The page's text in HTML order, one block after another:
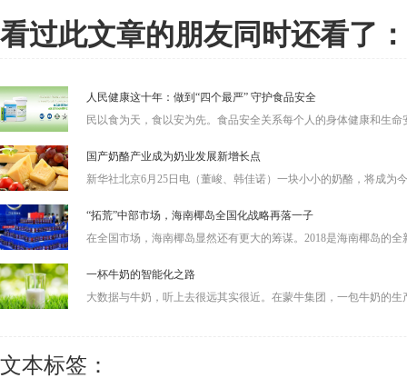
看过此文章的朋友同时还看了：
人民健康这十年：做到“四个最严” 守护食品安全
民以食为天，食以安为先。食品安全关系每个人的身体健康和生命
国产奶酪产业成为奶业发展新增长点
新华社北京6月25日电（董峻、韩佳诺）一块小小的奶酪，将成为
“拓荒”中部市场，海南椰岛全国化战略再落一子
在全国市场，海南椰岛显然还有更大的筹谋。2018是海南椰岛的全
一杯牛奶的智能化之路
大数据与牛奶，听上去很远其实很近。在蒙牛集团，一包牛奶的生
文本标签：